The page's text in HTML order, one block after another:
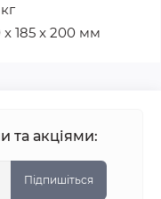
x 185 x 200 мм
та акціями:
Підпишіться